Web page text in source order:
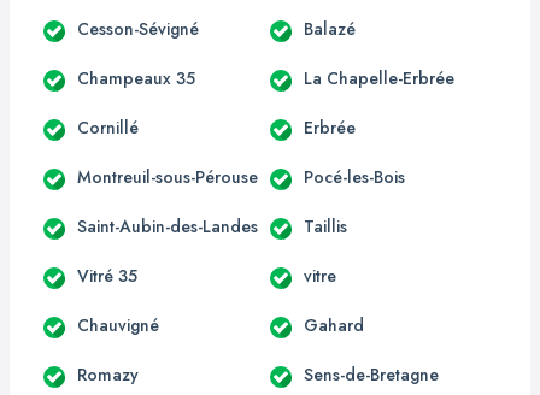
Cesson-Sévigné Balazé
Champeaux 35 La Chapelle-Erbrée
Cornillé Erbrée
Montreuil-sous-Pérouse Pocé-les-Bois
Saint-Aubin-des-Landes Taillis
Vitré 35 vitre
Chauvigné Gahard
Romazy Sens-de-Bretagne